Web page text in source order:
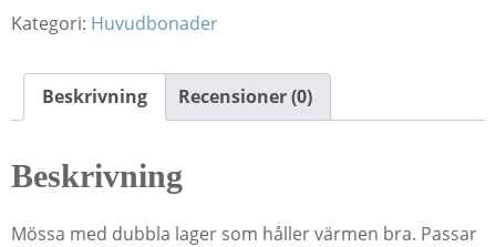
Kategori: Huvudbonader
Beskrivning Recensioner (0)
Beskrivning
Mössa med dubbla lager som håller värmen bra. Passar